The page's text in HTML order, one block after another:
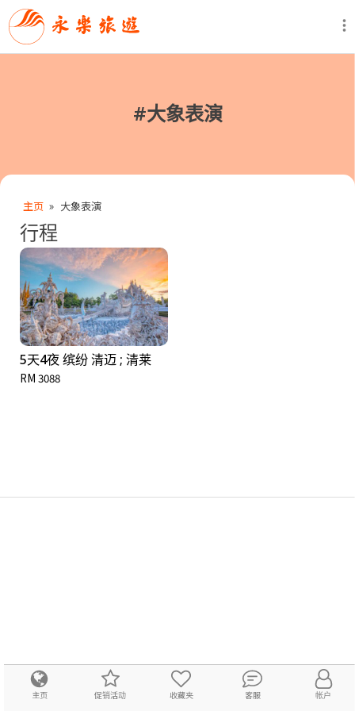
主页 促销活动 收藏夹 客服 帐户
#大象表演
主页 » 大象表演
行程
5天4夜 缤纷 清迈 ; 清莱
RM 3088